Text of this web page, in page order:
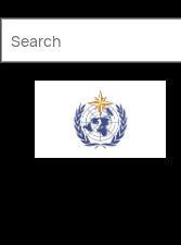
к
содержимому
S
r